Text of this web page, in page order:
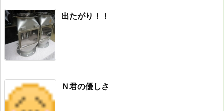
出たがり！！
Ｎ君の優しさ